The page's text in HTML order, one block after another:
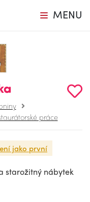
MENU
práce
jako první
starožitný nábytek